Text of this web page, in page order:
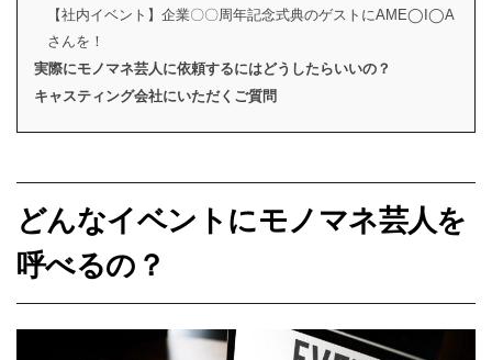
【社内イベント】企業〇〇周年記念式典のゲストにAME◯I◯A
さんを！
実際にモノマネ芸人に依頼するにはどうしたらいいの？
キャスティング会社にいただくご質問
どんなイベントにモノマネ芸人を
呼べるの？